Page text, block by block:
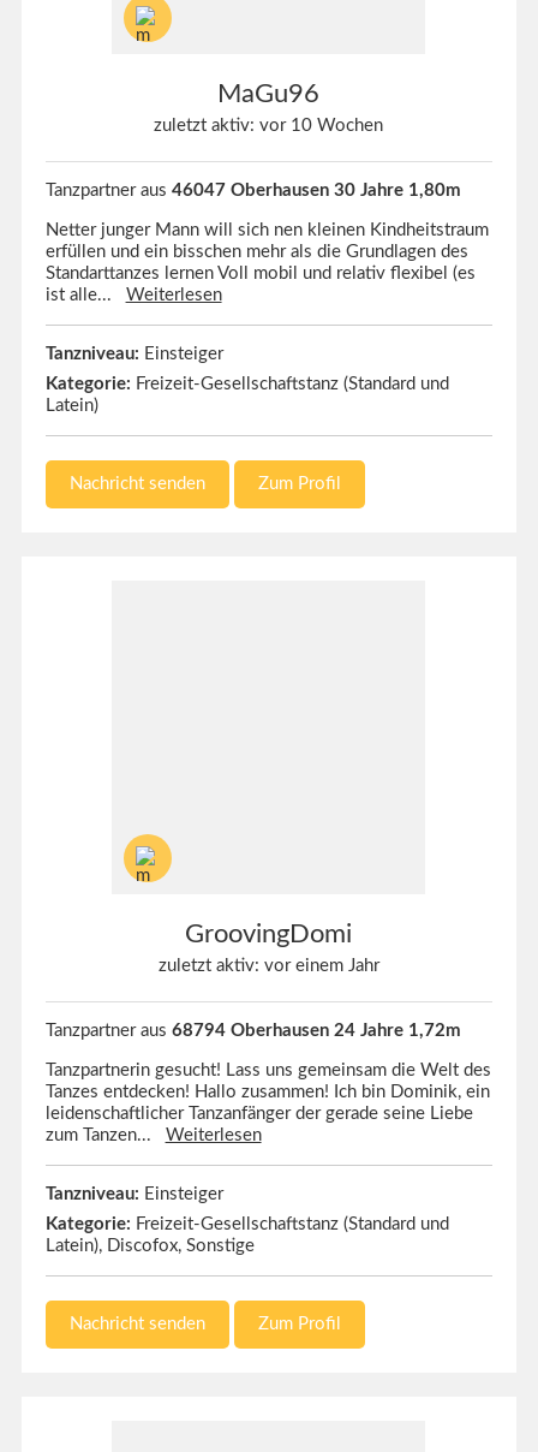
MaGu96
zuletzt aktiv: vor 10 Wochen
Tanzpartner aus 46047 Oberhausen 30 Jahre 1,80m
Netter junger Mann will sich nen kleinen Kindheitstraum
erfüllen und ein bisschen mehr als die Grundlagen des
Standarttanzes lernen Voll mobil und relativ flexibel (es
ist alle... Weiterlesen
Tanzniveau: Einsteiger
Kategorie: Freizeit-Gesellschaftstanz (Standard und
Latein)
Nachricht senden Zum Profil
GroovingDomi
zuletzt aktiv: vor einem Jahr
Tanzpartner aus 68794 Oberhausen 24 Jahre 1,72m
Tanzpartnerin gesucht! Lass uns gemeinsam die Welt des
Tanzes entdecken! Hallo zusammen! Ich bin Dominik, ein
leidenschaftlicher Tanzanfänger der gerade seine Liebe
zum Tanzen... Weiterlesen
Tanzniveau: Einsteiger
Kategorie: Freizeit-Gesellschaftstanz (Standard und
Latein), Discofox, Sonstige
Nachricht senden Zum Profil